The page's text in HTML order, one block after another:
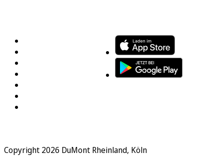
Copyright 2026 DuMont Rheinland, Köln